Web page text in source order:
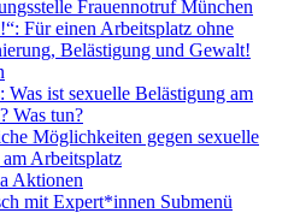
Frauennotruf München
Für einen Arbeitsplatz ohne
Belästigung und Gewalt!
Was ist sexuelle Belästigung am
Was tun?
Möglichkeiten gegen sexuelle
Arbeitsplatz
Aktionen
mit Expert*innen Submenü